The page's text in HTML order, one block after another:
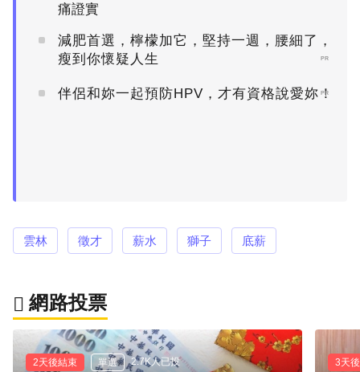
痛證實
減肥首選，檸檬加它，堅持一週，腰細了，
瘦到你懷疑人生
PR
伴侶和妳一起預防HPV，才有資格說愛妳！
PR
雲林 徵才 薪水 獅子 底薪
網路投票
2天後結束 單選 2.7K人已投 3天